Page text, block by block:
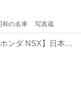
和の名車 写真蔵
【旧車・ホンダ NSX】日本初の市販スーパーカー：日本のスーパーカー 第7回